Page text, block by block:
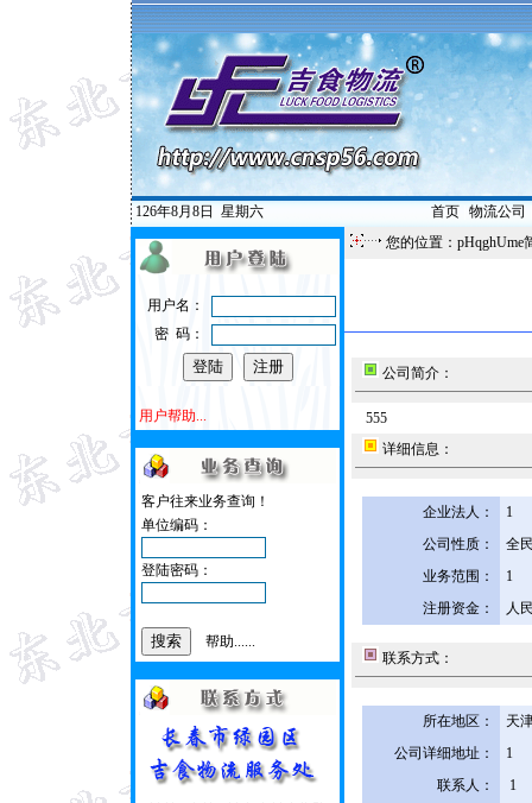
126年8月8日 星期六 首页| 物流公司
用户名：
密 码：
用户帮助...
客户往来业务查询！
单位编码：
登陆密码：
帮助......
您的位置：pHqghUme
公司简介：
555
详细信息：
企业法人：
1
公司性质：
全
业务范围：
1
注册资金：
人
联系方式：
所在地区：
天
公司详细地址：
1
联系人：
1